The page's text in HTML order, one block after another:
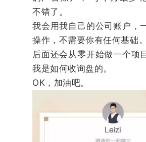
不错了。
我会用我自己的公司账户，
操作，不需要你有任何基础。
后面还会从零开始做一个项
我是如何收询盘的。
OK，加油吧。